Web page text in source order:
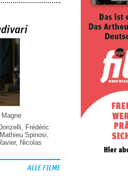
Frédéric
Mathieu Spinosi
, Nicolas
ALLE FILME